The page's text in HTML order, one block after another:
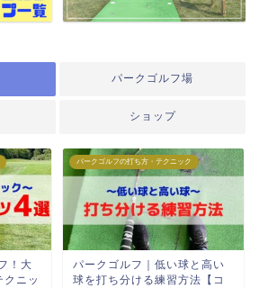
パークゴルフ場
ショップ
！大
ニッ
パークゴルフの打ち方・テクニック
パークゴルフ｜低い球と高い
球を打ち分ける練習方法【コ